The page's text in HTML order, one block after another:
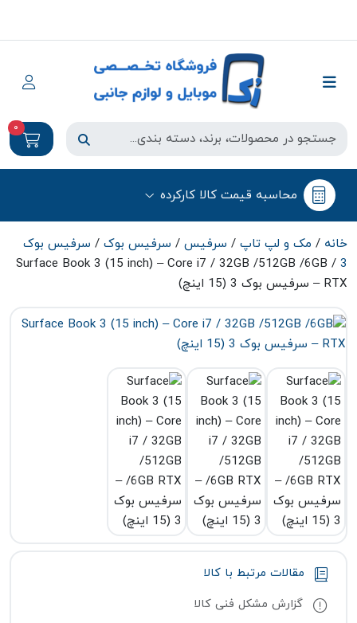
0
محاسبه قیمت کالا کارکرده
خانه / مک و لپ تاپ / سرفیس / سرفیس بوک / سرفیس بوک
3
/ Surface Book 3 (15 inch) – Core i7 / 32GB /512GB /6GB
RTX – سرفیس بوک 3 (15 اینچ)
مقالات مرتبط با کالا
گزارش مشکل فنی کالا